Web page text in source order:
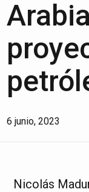
6 junio, 2023
Nicolás